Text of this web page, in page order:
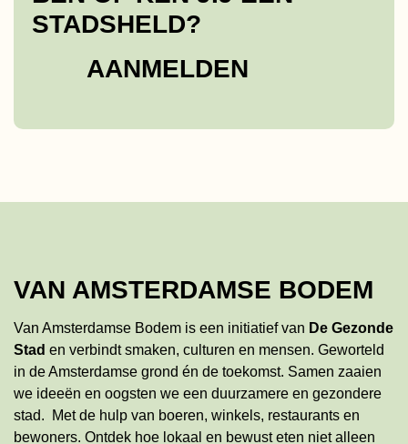
STADSHELD?
AANMELDEN
VAN AMSTERDAMSE BODEM
Van Amsterdamse Bodem is een initiatief van De Gezonde
Stad en verbindt smaken, culturen en mensen. Geworteld
in de Amsterdamse grond én de toekomst. Samen zaaien
we ideeën en oogsten we een duurzamere en gezondere
stad. Met de hulp van boeren, winkels, restaurants en
bewoners. Ontdek hoe lokaal en bewust eten niet alleen